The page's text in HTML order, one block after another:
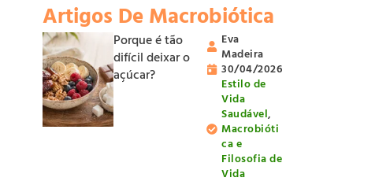
Artigos De Macrobiótica
Porque é tão
difícil deixar o
açúcar?
Eva
Madeira
30/04/2026
Estilo de
Vida
Saudável,
Macrobióti
ca e
Filosofia de
Vida